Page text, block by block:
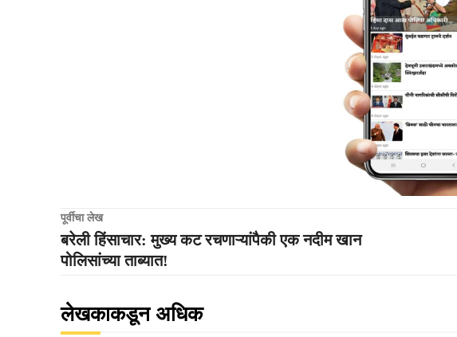
पूर्वीचा लेख
बरेली हिंसाचार: मुख्य कट रचणाऱ्यांपैकी एक नदीम खान
पोलिसांच्या ताब्यात!
लेखकाकडून अधिक